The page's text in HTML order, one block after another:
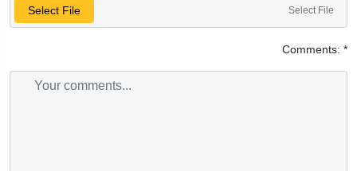
Select File Select File
Comments: *